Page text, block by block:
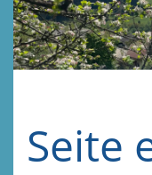
Seite